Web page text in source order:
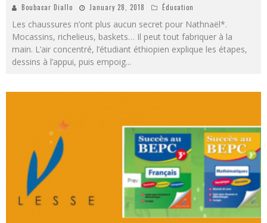
Boubacar Diallo January 28, 2018 Éducation
Les chaussures n’ont plus aucun secret pour Nathnaël*.
Mocassins, richelieus, baskets… Il peut tout fabriquer à la
main. L’air concentré, l’étudiant éthiopien explique les étapes,
dessins à l’appui, puis empoig...